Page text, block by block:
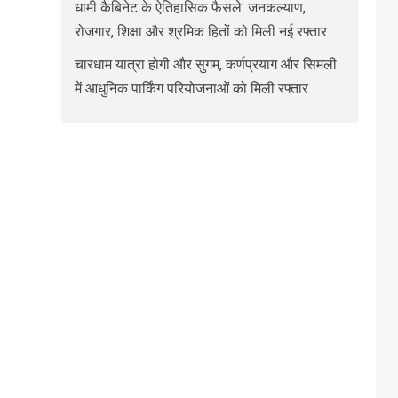
धामी कैबिनेट के ऐतिहासिक फैसले: जनकल्याण,
रोजगार, शिक्षा और श्रमिक हितों को मिली नई रफ्तार
चारधाम यात्रा होगी और सुगम, कर्णप्रयाग और सिमली
में आधुनिक पार्किंग परियोजनाओं को मिली रफ्तार